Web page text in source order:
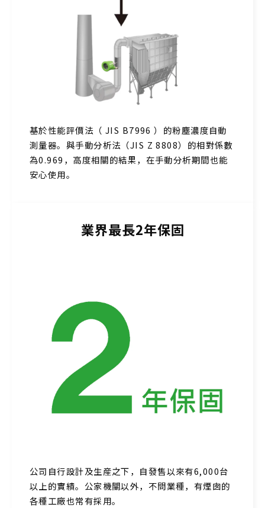
基於性能評價法（ JIS B7996 ）的粉塵濃度自動
測量器。與手動分析法（JIS Z 8808）的相對係數
為0.969，高度相關的結果，在手動分析期間也能
安心使用。
業界最長2年保固
公司自行設計及生産之下，自發售以來有6,000台
以上的實績。公家機關以外，不問業種，有煙囱的
各種工廠也常有採用。